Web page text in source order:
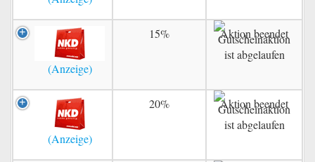
15% Aktion beendet
20% Aktion beendet